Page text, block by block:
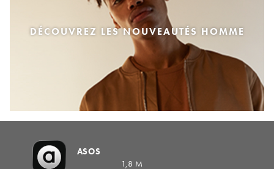
DÉCOUVREZ LES NOUVEAUTÉS HOMME
ASOS
1,8 M